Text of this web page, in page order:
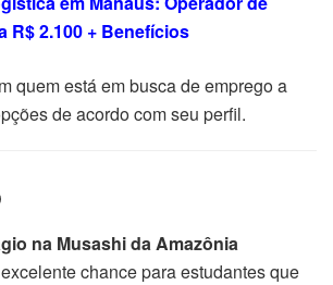
R$ 2.100 + Benefícios
quem está em busca de emprego a
de acordo com seu perfil.
na Musashi da Amazônia
chance para estudantes que